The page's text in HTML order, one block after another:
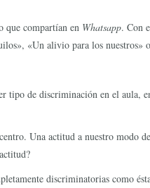
que compartían en Whatsapp. Con
«Un alivio para los nuestros»
tipo de discriminación en el aula,
Una actitud a nuestro modo
discriminatorias como